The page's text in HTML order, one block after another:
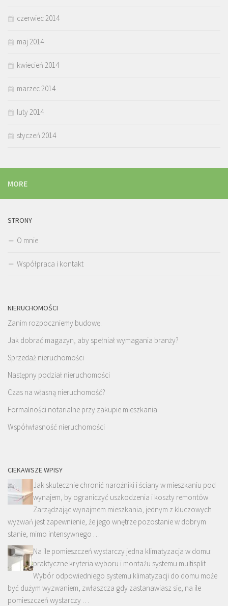
czerwiec 2014
maj 2014
kwiecień 2014
marzec 2014
luty 2014
styczeń 2014
MORE
STRONY
O mnie
Współpraca i kontakt
NIERUCHOMOŚCI
Zanim rozpoczniemy budowę.
Jak dobrać magazyn, aby spełniał wymagania branży?
Sprzedaż nieruchomości
Następny podział nieruchomości
Czas na własną nieruchomość?
Formalności notarialne przy zakupie mieszkania
Współwłasność nieruchomości
CIEKAWSZE WPISY
Jak skutecznie chronić narożniki i ściany w mieszkaniu pod
wynajem, by ograniczyć uszkodzenia i koszty remontów
Zarządzając wynajmem mieszkania, jednym z kluczowych
wyzwań jest zapewnienie, że jego wnętrze pozostanie w dobrym
stanie, mimo intensywnego …
Na ile pomieszczeń wystarczy jedna klimatyzacja w domu:
praktyczne kryteria wyboru i montażu systemu multisplit
Wybór odpowiedniego systemu klimatyzacji do domu może
być dużym wyzwaniem, zwłaszcza gdy zastanawiasz się, na ile
pomieszczeń wystarczy …